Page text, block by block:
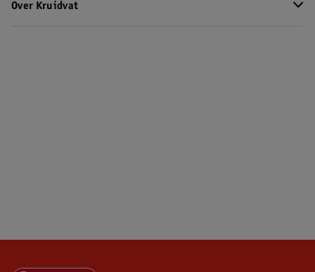
Over Kruidvat